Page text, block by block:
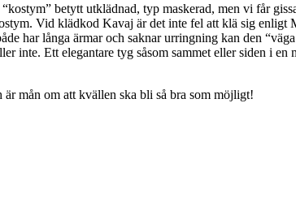
betytt utklädnad, typ maskerad, men vi får
Vid klädkod Kavaj är det inte fel att klä sig enligt
har långa ärmar och saknar urringning kan den
inte. Ett elegantare tyg såsom sammet eller siden i en
mån om att kvällen ska bli så bra som möjligt!